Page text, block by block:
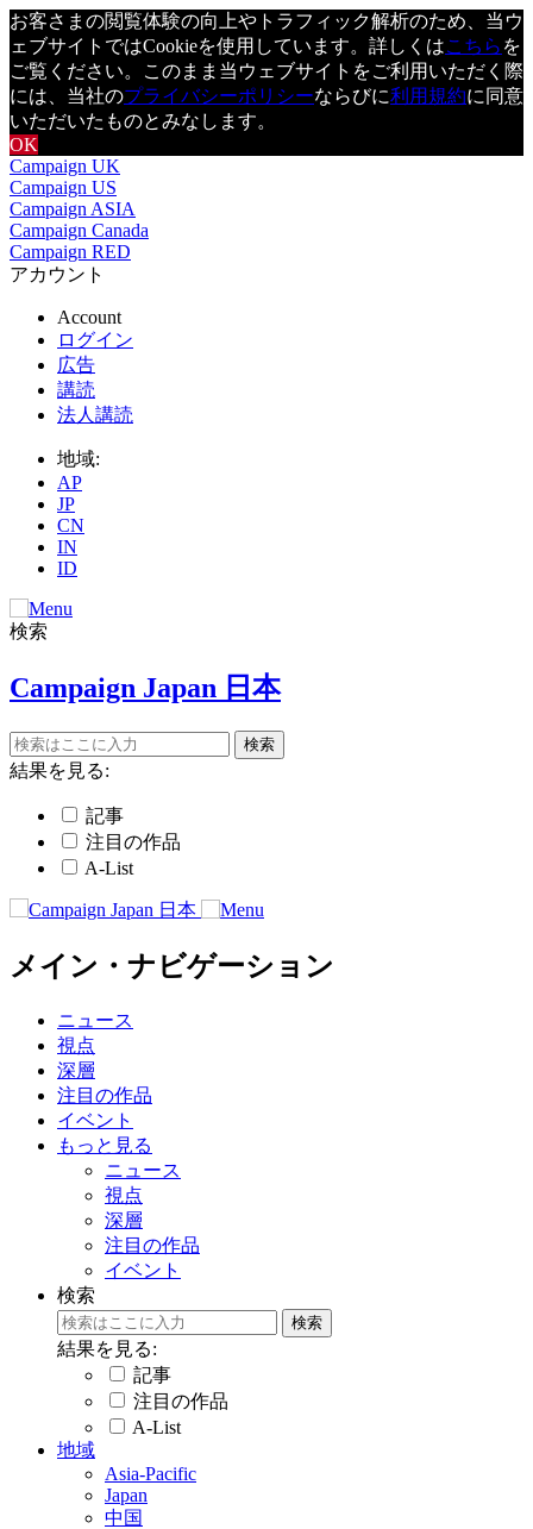
お客さまの閲覧体験の向上やトラフィック解析のため、当ウ
ェブサイトではCookieを使用しています。詳しくはこちら を
ご覧ください。このまま当ウェブサイトをご利用いただく際
には、当社のプライバシーポリシーならびに利用規約に同意
いただいたものとみなします。
OK
Campaign UK
Campaign US
Campaign ASIA
Campaign Canada
Campaign RED
アカウント
Account
ログイン
広告
講読
法人講読
地域:
AP
JP
CN
IN
ID
検索
Campaign Japan 日本
結果を見る:
記事
注目の作品
A-List
メイン・ナビゲーション
ニュース
視点
深層
注目の作品
イベント
もっと見る
ニュース
視点
深層
注目の作品
イベント
検索
結果を見る:
記事
注目の作品
A-List
地域
Asia-Pacific
Japan
中国